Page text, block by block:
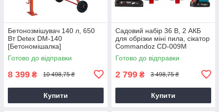
Бетонозмішувач 140 л, 650
Вт Detex DM-140
[Бетономішалка]
Готово до відправки
8 399 ₴ 10 498,75 ₴
Купити
Садовий набір 36 В, 2 АКБ
для обрізки міні пила, сікатор
Commandoz CD-009M
Готово до відправки
2 799 ₴ 3 498,75 ₴
Купити